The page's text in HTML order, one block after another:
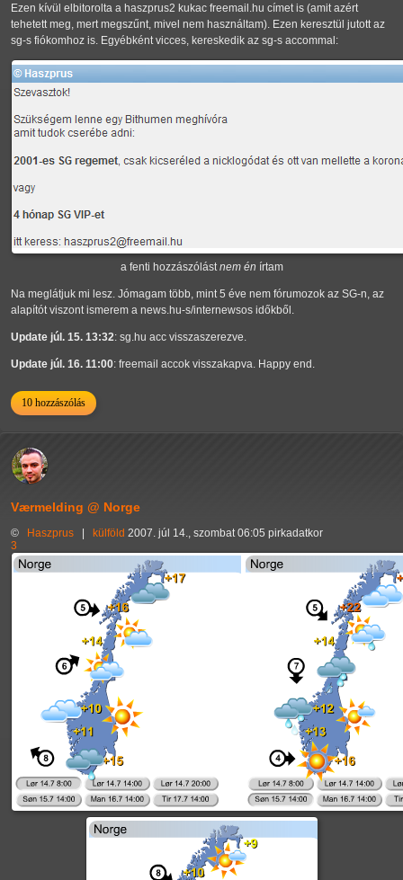
Ezen kívül elbitorolta a haszprus2 kukac freemail.hu címet is (amit azért
tehetett meg, mert megszűnt, mivel nem használtam). Ezen keresztül jutott az
sg-s fiókomhoz is. Egyébként vicces, kereskedik az sg-s accommal:
a fenti hozzászólástnem én írtam
Na meglátjuk mi lesz. Jómagam több, mint 5 éve nem fórumozok az SG-n, az
alapítót viszont ismerem a news.hu-s/internewsos időkből.
Update júl. 15. 13:32: sg.hu acc visszaszerezve.
Update júl. 16. 11:00: freemail accok visszakapva. Happy end.
10 hozzászólás
Værmelding @ Norge
© Haszprus külföld 2007. júl 14., szombat 06:05 pirkadatkor
3